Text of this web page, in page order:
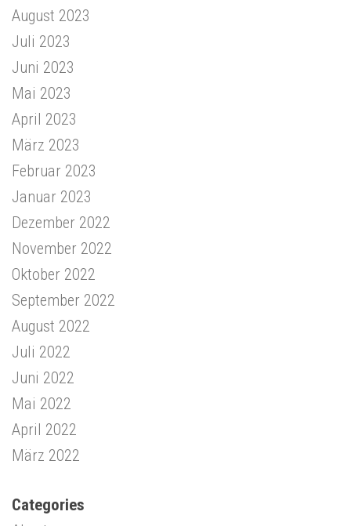
August 2023
Juli 2023
Juni 2023
Mai 2023
April 2023
März 2023
Februar 2023
Januar 2023
Dezember 2022
November 2022
Oktober 2022
September 2022
August 2022
Juli 2022
Juni 2022
Mai 2022
April 2022
März 2022
Categories